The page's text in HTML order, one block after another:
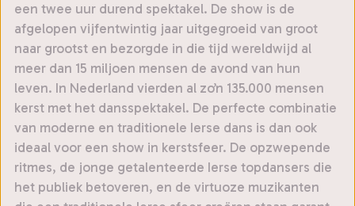
een twee uur durend spektakel. De show is de
afgelopen vijfentwintig jaar uitgegroeid van groot
naar grootst en bezorgde in die tijd wereldwijd al
meer dan 15 miljoen mensen de avond van hun
leven. In Nederland vierden al zo’n 135.000 mensen
kerst met het dansspektakel. De perfecte combinatie
van moderne en traditionele Ierse dans is dan ook
ideaal voor een show in kerstsfeer. De opzwepende
ritmes, de jonge getalenteerde Ierse topdansers die
het publiek betoveren, en de virtuoze muzikanten